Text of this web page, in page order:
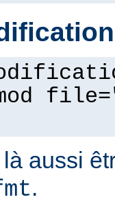
aussi
.